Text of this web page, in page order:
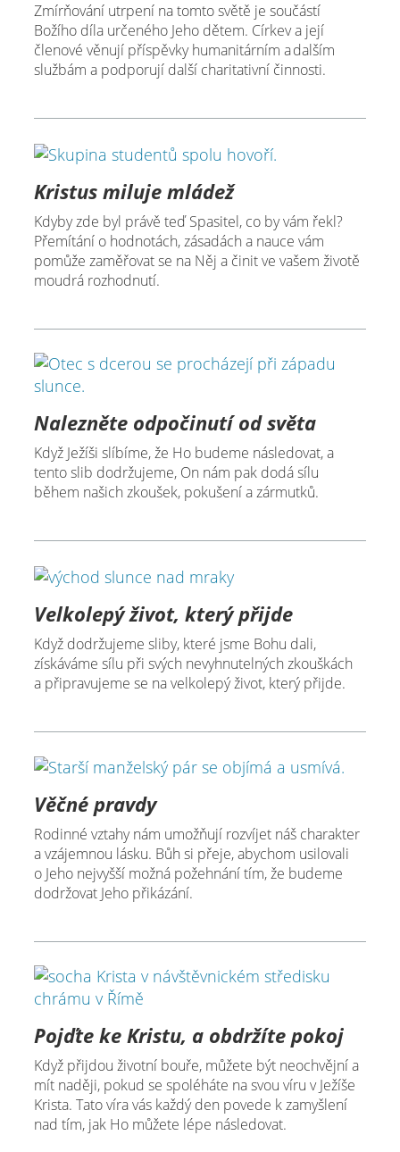
Zmírňování utrpení na tomto světě je součástí
Božího díla určeného Jeho dětem. Církev a její
členové věnují příspěvky humanitárním a dalším
službám a podporují další charitativní činnosti.
Kristus miluje mládež
Kdyby zde byl právě teď Spasitel, co by vám řekl?
Přemítání o hodnotách, zásadách a nauce vám
pomůže zaměřovat se na Něj a činit ve vašem životě
moudrá rozhodnutí.
Nalezněte odpočinutí od světa
Když Ježíši slíbíme, že Ho budeme následovat, a
tento slib dodržujeme, On nám pak dodá sílu
během našich zkoušek, pokušení a zármutků.
Velkolepý život, který přijde
Když dodržujeme sliby, které jsme Bohu dali,
získáváme sílu při svých nevyhnutelných zkouškách
a připravujeme se na velkolepý život, který přijde.
Věčné pravdy
Rodinné vztahy nám umožňují rozvíjet náš charakter
a vzájemnou lásku. Bůh si přeje, abychom usilovali
o Jeho nejvyšší možná požehnání tím, že budeme
dodržovat Jeho přikázání.
Pojďte ke Kristu, a obdržíte pokoj
Když přijdou životní bouře, můžete být neochvějní a
mít naději, pokud se spoléháte na svou víru v Ježíše
Krista. Tato víra vás každý den povede k zamyšlení
nad tím, jak Ho můžete lépe následovat.